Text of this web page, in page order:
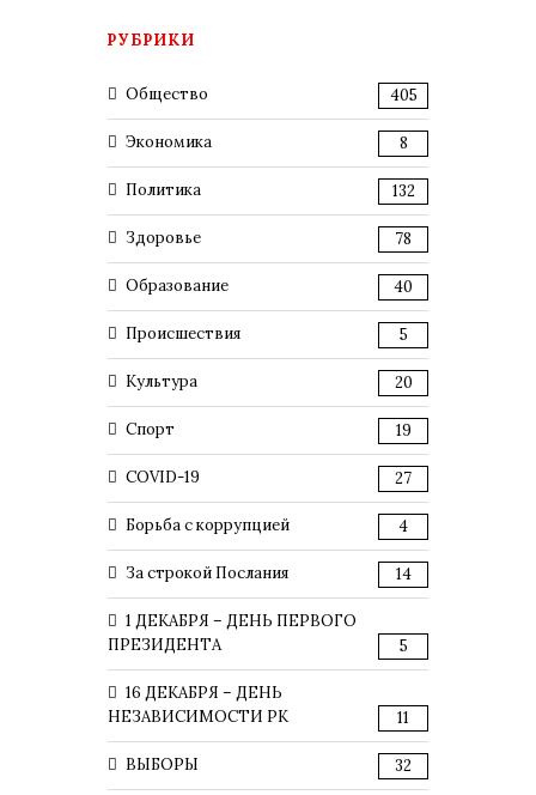
РУБРИКИ
Общество 405
Экономика 8
Политика 132
Здоровье 78
Образование 40
Происшествия 5
Культура 20
Спорт 19
COVID-19 27
Борьба с коррупцией 4
За строкой Послания 14
1 ДЕКАБРЯ – ДЕНЬ ПЕРВОГО
ПРЕЗИДЕНТА
5
16 ДЕКАБРЯ – ДЕНЬ
НЕЗАВИСИМОСТИ РК
11
ВЫБОРЫ 32